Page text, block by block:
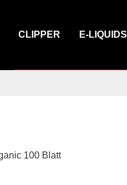
CLIPPER E-LIQUIDS